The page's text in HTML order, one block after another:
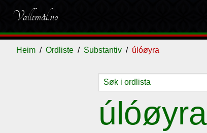
Vallemål.no
Heim Ordliste Substantiv úlóøyra
úlóøyra